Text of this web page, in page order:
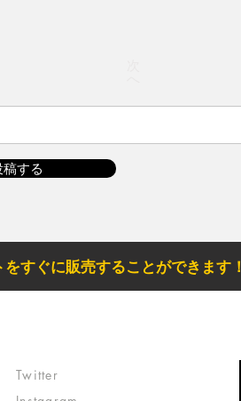
稿する
すぐに販売することができます！
Twitter